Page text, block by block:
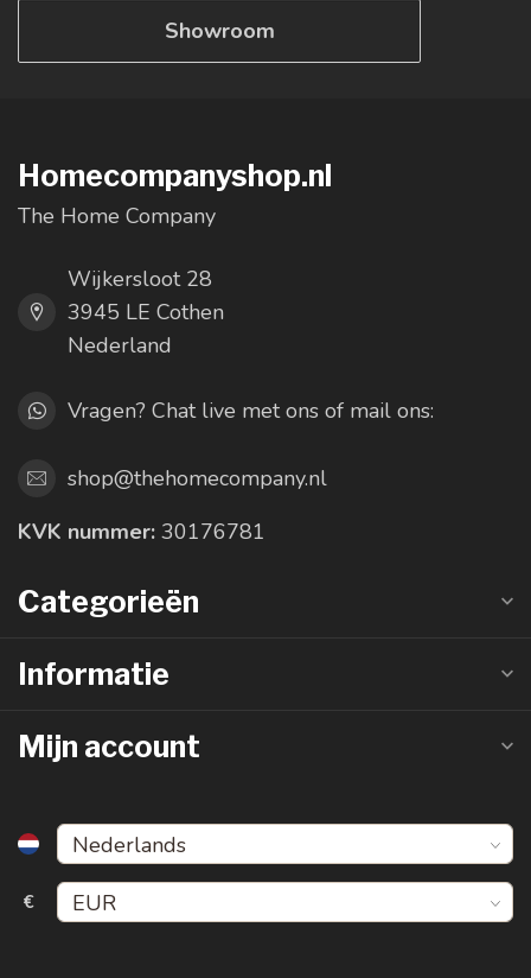
Showroom
Homecompanyshop.nl
The Home Company
Wijkersloot 28
3945 LE Cothen
Nederland
Vragen? Chat live met ons of mail ons:
shop@thehomecompany.nl
KVK nummer: 30176781
Categorieën
Informatie
Mijn account
€